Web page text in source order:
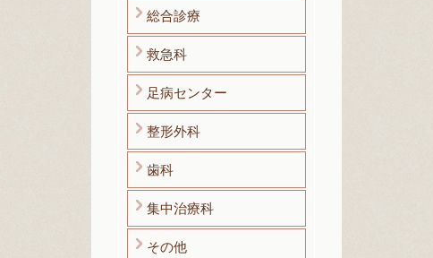
総合診療
救急科
足病センター
整形外科
歯科
集中治療科
その他